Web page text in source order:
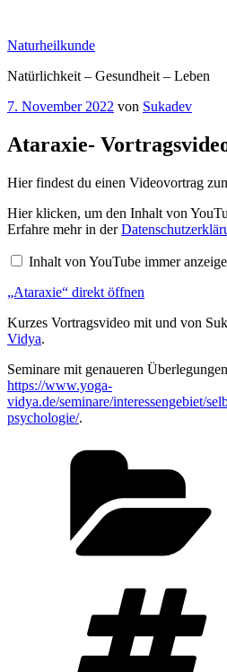
springen
Naturheilkunde
Natürlichkeit – Gesundheit – Leben
Veröffentlicht
7. November 2022 von Sukadev
Ataraxie-
Hier findest du einen Videovortrag
„Ataraxie“
von
YouTube
Hier klicken, um den Inhalt von
Erfahre mehr in der
Inhalt von YouTube immer
„Ataraxie“ direkt öffnen
Kurzes Vortragsvideo mit und von
Vidya.
Seminare mit genaueren
https://www.yoga-
vidya.de/seminare/interessengebiet/
psychologie/.